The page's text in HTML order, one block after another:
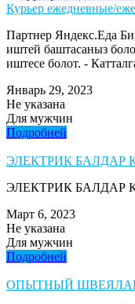
Курьер ежедневные/
Партнер Яндекс.Еда
иштей баштасаныз
иштесе болот. -
Январь 29, 2023
Не указана
Для мужчин
Подробней
ЭЛЕКТРИК БАЛДАР
ЭЛЕКТРИК БАЛДАР
Март 6, 2023
Не указана
Для мужчин
Подробней
ОПЫТНЫЙ